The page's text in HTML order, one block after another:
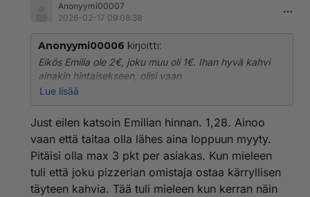
Anonyymi00007
2026-02-17 09:08:38
Anonyymi00006 kirjoitti:
Eikös Emilia ole 2€, joku muu oli 1€. Ihan hyvä kahvi
ainakin hintaisekseen, olisi vaan
pannujauhatuksenakin.
Suomessa on kahvi kalliimpaa kuin muualla ja tuskin
laskee suklaankaan hinta vaikka kaakaon hinta
romahti. Onneksi ei suklaa pahemmin kiinnosta edes.
Lue lisää
Just eilen katsoin Emilian hinnan. 1,28. Ainoo
vaan että taitaa olla lähes aina loppuun myyty.
Pitäisi olla max 3 pkt per asiakas. Kun mieleen
tuli että joku pizzerian omistaja ostaa kärryllisen
täyteen kahvia. Tää tuli mieleen kun kerran näin